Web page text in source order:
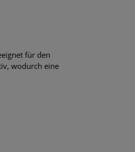
für den
wodurch eine